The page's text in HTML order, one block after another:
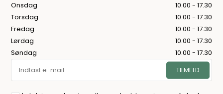
Onsdag
10.00 - 17.30
Torsdag
10.00 - 17.30
Fredag
10.00 - 17.30
Lørdag
10.00 - 17.30
Søndag
10.00 - 17.30